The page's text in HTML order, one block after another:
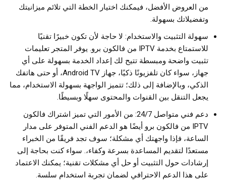
من العروض الأفضل، فيمكنك اختيار الخطة التي تلائم ميزانيتك
وتفضيلاتك بسهولة.
سهولة التثبيت والاستخدام: لا حاجة لأن تكون خبيرًا تقنيًا
للاستمتاع بخدمة IPTV من فالكون برو. يوفر المتجر تعليمات
تثبيت واضحة ومبسطة تتيح لك إعداد الخدمة بسهولة على أي
جهاز، سواء كان تلفزيونًا ذكيًا، جهاز Android TV، أو حتى هاتفك
الذكي، وبالإضافة إلى ذلك؛ تتميز الواجهة بسهولة الاستخدام، مما
يجعل التنقل بين القنوات والمحتوى سهلًا وبسيطًا.
دعم فني متواصل 24/7: من الأمور التي تميز اشتراك فالكون
IPTV من فالكون برو أيضًا هو الدعم الفني المتوفر على مدار
الساعة، فإذا واجهتك أي مشكلة؛ سوف تجد فريقًا من الخبراء
مستعدًا لتقديم المساعدة بسرعة وكفاء،. سواء كنت بحاجة إلى
إرشادات حول التثبيت أو حل أي مشكلات تقنية؛ يمكنك الاعتماد
على هذا الدعم الاحترافي لضمان تجربة استخدام سلسة.